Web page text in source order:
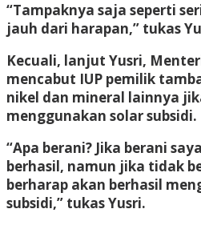
“Tampaknya saja seperti
jauh dari harapan,” tukas
Kecuali, lanjut Yusri,
mencabut IUP pemilik
nikel dan mineral lainnya
menggunakan solar subsidi.
“Apa berani? Jika berani
berhasil, namun jika tidak
berharap akan berhasil
subsidi,” tukas Yusri.